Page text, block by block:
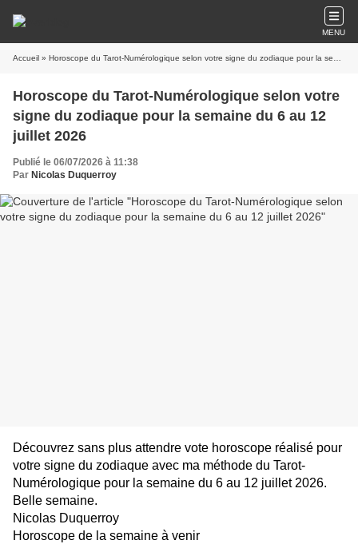
MENU
Accueil » Horoscope du Tarot-Numérologique selon votre signe du zodiaque pour la semaine du 6 au 12 juillet 2026
Horoscope du Tarot-Numérologique selon votre
signe du zodiaque pour la semaine du 6 au 12
juillet 2026
Publié le 06/07/2026 à 11:38
Par Nicolas Duquerroy
Découvrez sans plus attendre vote horoscope réalisé pour
votre signe du zodiaque avec ma méthode du Tarot-
Numérologique pour la semaine du 6 au 12 juillet 2026.
Belle semaine.
Nicolas Duquerroy
Horoscope de la semaine à venir